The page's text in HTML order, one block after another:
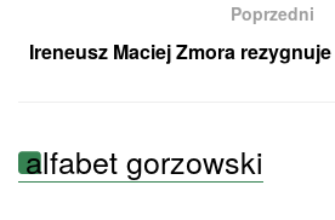
Poprzedni
Ireneusz Maciej Zmora
alfabet gorzowski